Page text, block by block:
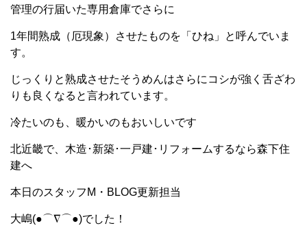
管理の行届いた専用倉庫でさらに
1年間熟成（厄現象）させたものを「ひね」と呼んでいま
す。
じっくりと熟成させたそうめんはさらにコシが強く舌ざわ
りも良くなると言われています。
冷たいのも、暖かいのもおいしいです
北近畿で、木造･新築･一戸建･リフォームするなら森下住
建へ
本日のスタッフM・BLOG更新担当
大嶋(●⌒∇⌒●)でした！